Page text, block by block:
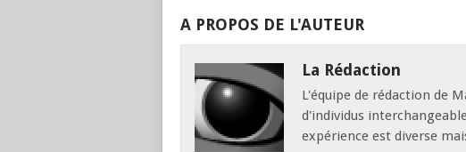
A PROPOS DE L'AUTEUR
La Rédaction
L'équipe de rédaction de
d'individus
expérience est diverse